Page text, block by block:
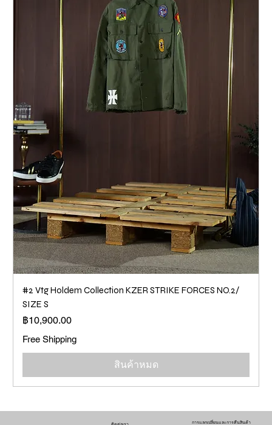
#2 Vtg Holdem Collection KZER STRIKE FORCES NO.2/
SIZE S
ราคา
฿10,900.00
Free Shipping
สินค้าหมด
การแลกเปลี่ยนและการคืนสินค้า